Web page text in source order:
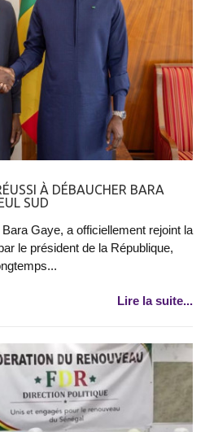
À DÉBAUCHER BARA
SUD
Gaye, a officiellement rejoint la
le président de la République,
Lire la suite...